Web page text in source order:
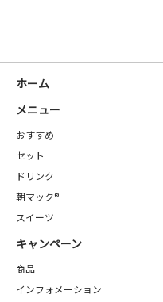
ホーム
メニュー
おすすめ
セット
ドリンク
朝マック®
スイーツ
キャンペーン
商品
インフォメーション